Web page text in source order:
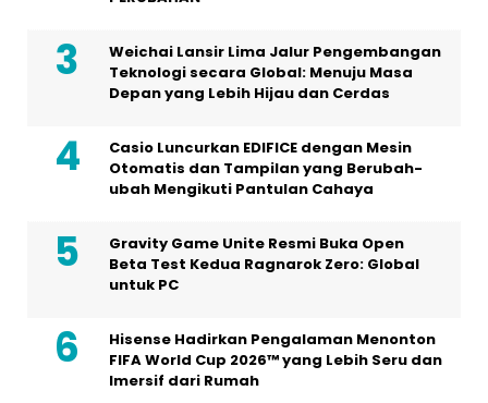
Weichai Lansir Lima Jalur Pengembangan
Teknologi secara Global: Menuju Masa
Depan yang Lebih Hijau dan Cerdas
Casio Luncurkan EDIFICE dengan Mesin
Otomatis dan Tampilan yang Berubah-
ubah Mengikuti Pantulan Cahaya
Gravity Game Unite Resmi Buka Open
Beta Test Kedua Ragnarok Zero: Global
untuk PC
Hisense Hadirkan Pengalaman Menonton
FIFA World Cup 2026™ yang Lebih Seru dan
Imersif dari Rumah